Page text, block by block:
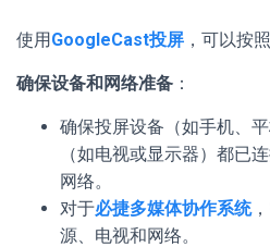
使用GoogleCast投屏 ，可以按
确保设备和网络准备 ：
确保投屏设备（如手机、
（如电视或显示器）都已
网络。
对于必捷多媒体协作系统
源、电视和网络。